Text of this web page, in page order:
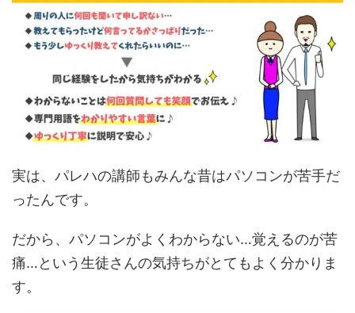
実は、パレハの講師もみんな昔はパソコンが苦手だ
ったんです。
だから、パソコンがよくわからない…覚えるのが苦
痛…という生徒さんの気持ちがとてもよく分かりま
す。